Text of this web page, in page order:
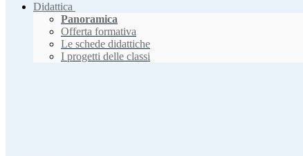
Didattica
Panoramica
Offerta formativa
Le schede didattiche
I progetti delle classi